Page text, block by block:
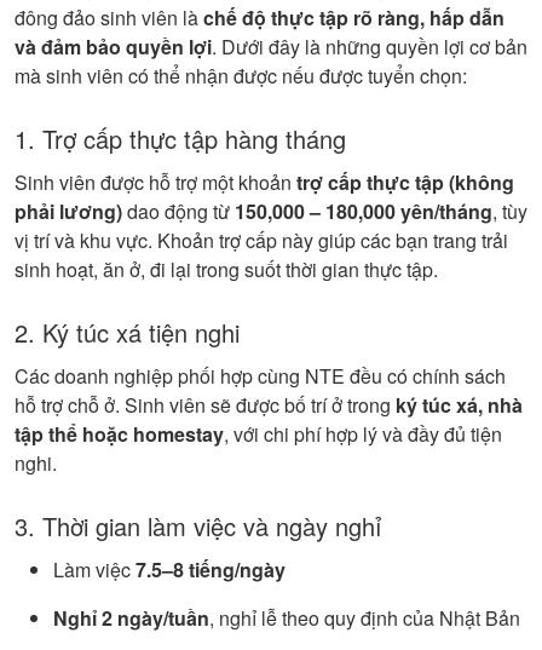
đông đảo sinh viên làchế độ thực tập rõ ràng, hấp dẫn
và đảm bảo quyền lợi. Dưới đây là những quyền lợi cơ bản
mà sinh viên có thể nhận được nếu được tuyển chọn:
1. Trợ cấp thực tập hàng tháng
Sinh viên được hỗ trợ một khoản trợ cấp thực tập (không
phải lương)dao động từ 150,000 – 180,000 yên/tháng, tùy
vị trí và khu vực. Khoản trợ cấp này giúp các bạn trang trải
sinh hoạt, ăn ở, đi lại trong suốt thời gian thực tập.
2. Ký túc xá tiện nghi
Các doanh nghiệp phối hợp cùng NTE đều có chính sách
hỗ trợ chỗ ở. Sinh viên sẽ được bố trí ở trong ký túc xá, nhà
tập thể hoặc homestay, với chi phí hợp lý và đầy đủ tiện
nghi.
3. Thời gian làm việc và ngày nghỉ
Làm việc7.5–8 tiếng/ngày
Nghỉ 2 ngày/tuần, nghỉ lễ theo quy định của Nhật Bản